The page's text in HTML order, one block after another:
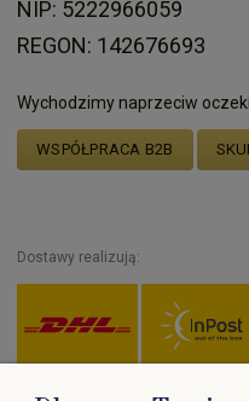
NIP: 5222966059
REGON: 142676693
Wychodzimy naprzeciw
WSPÓŁPRACA B2B
Dostawy realizują: